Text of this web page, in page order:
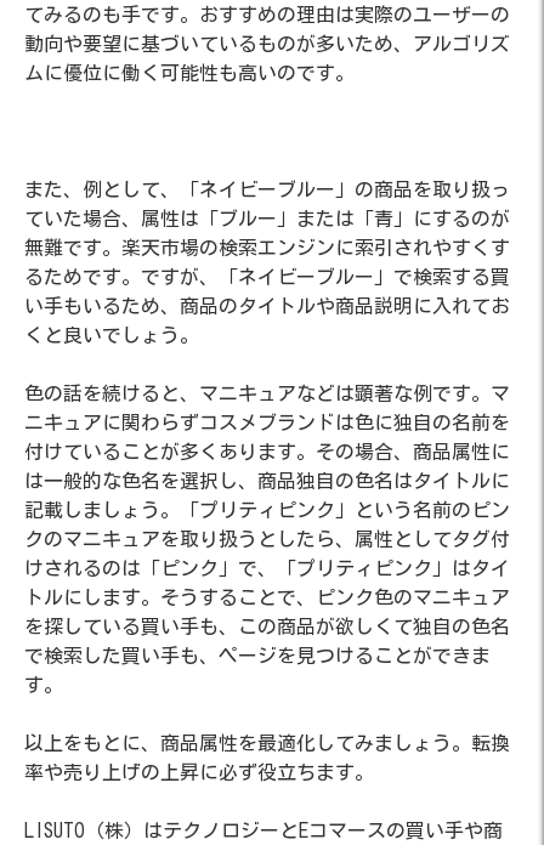
てみるのも手です。おすすめの理由は実際のユーザーの
動向や要望に基づいているものが多いため、アルゴリズ
ムに優位に働く可能性も高いのです。
また、例として、「ネイビーブルー」の商品を取り扱っ
ていた場合、属性は「ブルー」または「青」にするのが
無難です。楽天市場の検索エンジンに索引されやすくす
るためです。ですが、「ネイビーブルー」で検索する買
い手もいるため、商品のタイトルや商品説明に入れてお
くと良いでしょう。
色の話を続けると、マニキュアなどは顕著な例です。マ
ニキュアに関わらずコスメブランドは色に独自の名前を
付けていることが多くあります。その場合、商品属性に
は一般的な色名を選択し、商品独自の色名はタイトルに
記載しましょう。「プリティピンク」という名前のピン
クのマニキュアを取り扱うとしたら、属性としてタグ付
けされるのは「ピンク」で、「プリティピンク」はタイ
トルにします。そうすることで、ピンク色のマニキュア
を探している買い手も、この商品が欲しくて独自の色名
で検索した買い手も、ページを見つけることができま
す。
以上をもとに、商品属性を最適化してみましょう。転換
率や売り上げの上昇に必ず役立ちます。
LISUTO（株）はテクノロジーとEコマースの買い手や商